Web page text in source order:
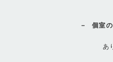
個室
あ